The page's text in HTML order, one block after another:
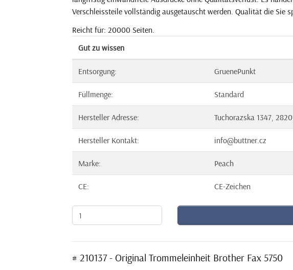
Verschleissteile vollständig ausgetauscht werden. Qualität die Sie
Reicht für: 20000 Seiten.
Gut zu wissen
Entsorgung: GruenePunkt
Füllmenge: Standard
Hersteller Adresse: Tuchorazska 1347,
Hersteller Kontakt: info@buttner.cz
Marke: Peach
CE: CE-Zeichen
# 210137 - Original Trommeleinheit Brother Fax 5750